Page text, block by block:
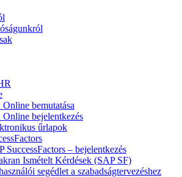
bemutatása
bejelentkezés
űrlapok
SuccessFactors – bejelentkezés
Ismételt Kérdések (SAP SF)
segédlet a szabadságtervezéshez